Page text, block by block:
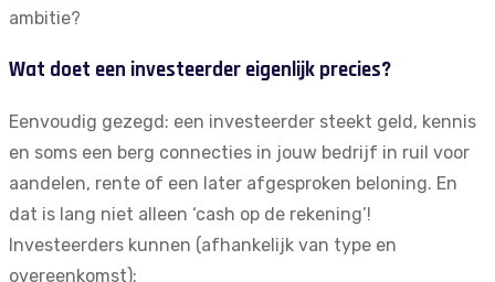
ambitie?
Wat doet een investeerder eigenlijk precies?
Eenvoudig gezegd: een investeerder steekt geld, kennis
en soms een berg connecties in jouw bedrijf in ruil voor
aandelen, rente of een later afgesproken beloning. En
dat is lang niet alleen ‘cash op de rekening’!
Investeerders kunnen (afhankelijk van type en
overeenkomst):